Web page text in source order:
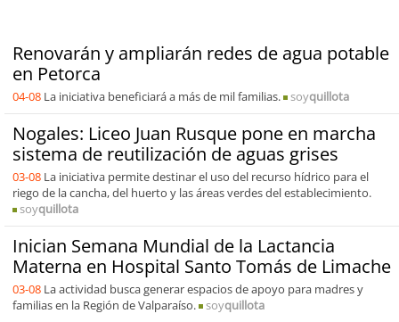
Renovarán y ampliarán redes de agua potable
en Petorca
04-08 La iniciativa beneficiará a más de mil familias. soyquillota
Nogales: Liceo Juan Rusque pone en marcha
sistema de reutilización de aguas grises
03-08 La iniciativa permite destinar el uso del recurso hídrico para el
riego de la cancha, del huerto y las áreas verdes del establecimiento.
soyquillota
Inician Semana Mundial de la Lactancia
Materna en Hospital Santo Tomás de Limache
03-08 La actividad busca generar espacios de apoyo para madres y
familias en la Región de Valparaíso.
soyquillota